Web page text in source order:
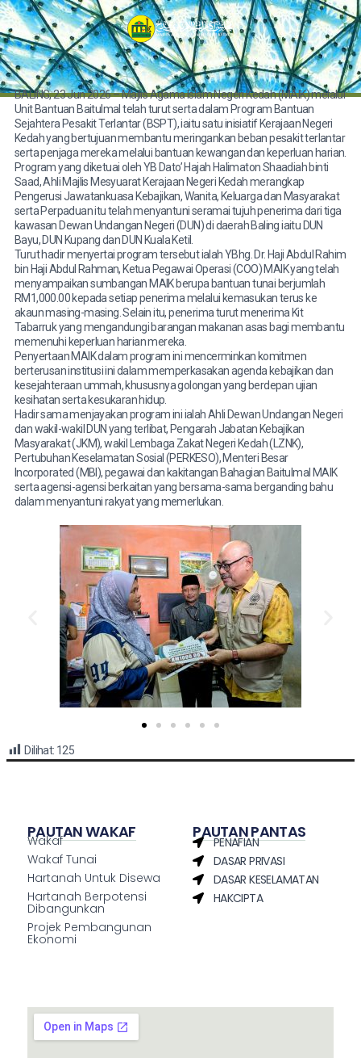
BALING, 23 Jun 2026 – Majlis Agama Islam Negeri Kedah (MAIK) melalui
Unit Bantuan Baitulmal telah turut serta dalam Program Bantuan
Sejahtera Pesakit Terlantar (BSPT), iaitu satu inisiatif Kerajaan Negeri
Kedah yang bertujuan membantu meringankan beban pesakit terlantar
serta penjaga mereka melalui bantuan kewangan dan keperluan harian.
Program yang diketuai oleh YB Dato’ Hajah Halimaton Shaadiah binti
Saad, Ahli Majlis Mesyuarat Kerajaan Negeri Kedah merangkap
Pengerusi Jawatankuasa Kebajikan, Wanita, Keluarga dan Masyarakat
serta Perpaduan itu telah menyantuni seramai tujuh penerima dari tiga
kawasan Dewan Undangan Negeri (DUN) di daerah Baling iaitu DUN
Bayu, DUN Kupang dan DUN Kuala Ketil.
Turut hadir menyertai program tersebut ialah YBhg. Dr. Haji Abdul Rahim
bin Haji Abdul Rahman, Ketua Pegawai Operasi (COO) MAIK yang telah
menyampaikan sumbangan MAIK berupa bantuan tunai berjumlah
RM1,000.00 kepada setiap penerima melalui kemasukan terus ke
akaun masing-masing. Selain itu, penerima turut menerima Kit
Tabarruk yang mengandungi barangan makanan asas bagi membantu
memenuhi keperluan harian mereka.
Penyertaan MAIK dalam program ini mencerminkan komitmen
berterusan institusi ini dalam memperkasakan agenda kebajikan dan
kesejahteraan ummah, khususnya golongan yang berdepan ujian
kesihatan serta kesukaran hidup.
Hadir sama menjayakan program ini ialah Ahli Dewan Undangan Negeri
dan wakil-wakil DUN yang terlibat, Pengarah Jabatan Kebajikan
Masyarakat (JKM), wakil Lembaga Zakat Negeri Kedah (LZNK),
Pertubuhan Keselamatan Sosial (PERKESO), Menteri Besar
Incorporated (MBI), pegawai dan kakitangan Bahagian Baitulmal MAIK
serta agensi-agensi berkaitan yang bersama-sama berganding bahu
dalam menyantuni rakyat yang memerlukan.
Dilihat: 125
PAUTAN WAKAF
Wakaf
Wakaf Tunai
Hartanah Untuk Disewa
Hartanah Berpotensi
Dibangunkan
Projek Pembangunan
Ekonomi
PAUTAN PANTAS
PENAFIAN
DASAR PRIVASI
DASAR KESELAMATAN
HAKCIPTA